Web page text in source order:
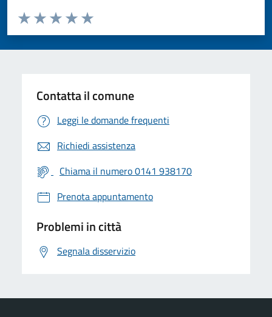
Valuta da 1 a 5 stelle la pagina
Valuta 5 stelle su 5
Valuta 4 stelle su 5
Valuta 3 stelle su 5
Valuta 2 stelle su 5
Valuta 1 stelle su 5
Contatta il comune
Leggi le domande frequenti
Richiedi assistenza
Chiama il numero 0141 938170
Prenota appuntamento
Problemi in città
Segnala disservizio